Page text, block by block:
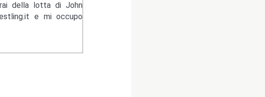
della lotta di John
e mi occupo